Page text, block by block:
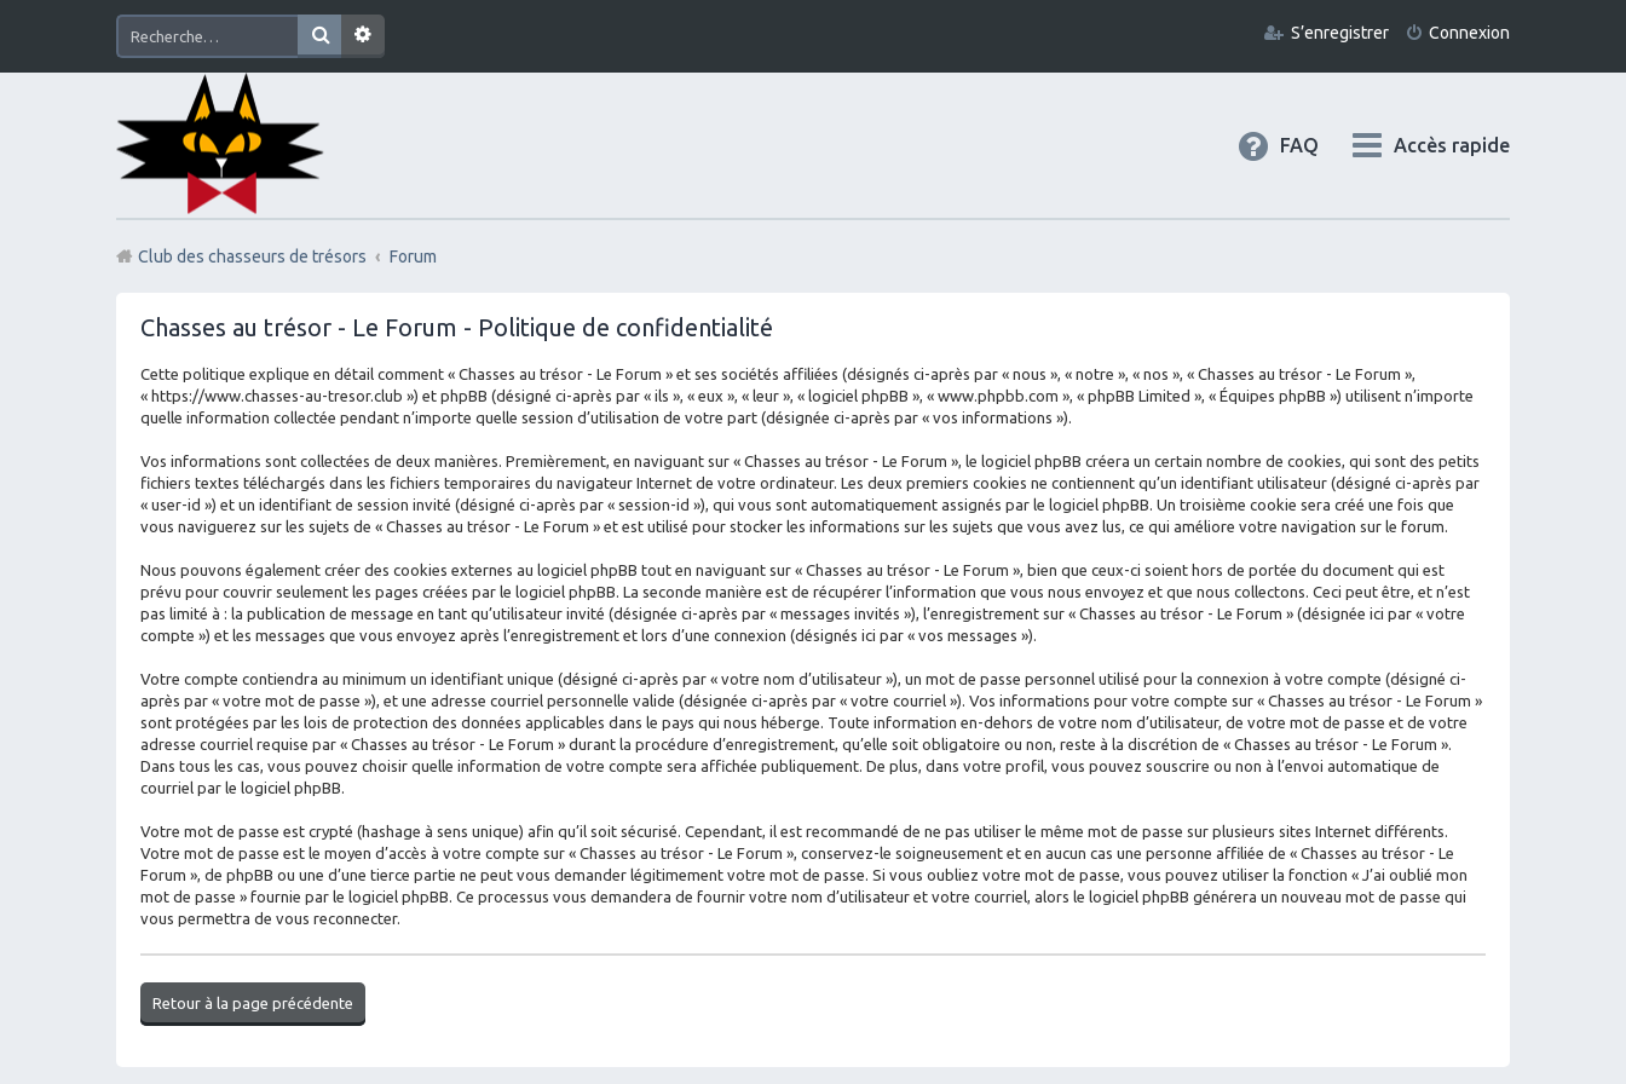
Connexion
S’enregistrer
Accès rapide
FAQ
Club des chasseurs de trésors Forum
Chasses au trésor - Le Forum - Politique de confidentialité
Cette politique explique en détail comment « Chasses au trésor - Le Forum » et ses sociétés affiliées (désignés ci-après par « nous », « notre », « nos », « Chasses au trésor - Le Forum »,
« https://www.chasses-au-tresor.club ») et phpBB (désigné ci-après par « ils », « eux », « leur », « logiciel phpBB », « www.phpbb.com », « phpBB Limited », « Équipes phpBB ») utilisent n’importe
quelle information collectée pendant n’importe quelle session d’utilisation de votre part (désignée ci-après par « vos informations »).
Vos informations sont collectées de deux manières. Premièrement, en naviguant sur « Chasses au trésor - Le Forum », le logiciel phpBB créera un certain nombre de cookies, qui sont des petits
fichiers textes téléchargés dans les fichiers temporaires du navigateur Internet de votre ordinateur. Les deux premiers cookies ne contiennent qu’un identifiant utilisateur (désigné ci-après par
« user-id ») et un identifiant de session invité (désigné ci-après par « session-id »), qui vous sont automatiquement assignés par le logiciel phpBB. Un troisième cookie sera créé une fois que
vous naviguerez sur les sujets de « Chasses au trésor - Le Forum » et est utilisé pour stocker les informations sur les sujets que vous avez lus, ce qui améliore votre navigation sur le forum.
Nous pouvons également créer des cookies externes au logiciel phpBB tout en naviguant sur « Chasses au trésor - Le Forum », bien que ceux-ci soient hors de portée du document qui est
prévu pour couvrir seulement les pages créées par le logiciel phpBB. La seconde manière est de récupérer l’information que vous nous envoyez et que nous collectons. Ceci peut être, et n’est
pas limité à : la publication de message en tant qu’utilisateur invité (désignée ci-après par « messages invités »), l’enregistrement sur « Chasses au trésor - Le Forum » (désignée ici par « votre
compte ») et les messages que vous envoyez après l’enregistrement et lors d’une connexion (désignés ici par « vos messages »).
Votre compte contiendra au minimum un identifiant unique (désigné ci-après par « votre nom d’utilisateur »), un mot de passe personnel utilisé pour la connexion à votre compte (désigné ci-
après par « votre mot de passe »), et une adresse courriel personnelle valide (désignée ci-après par « votre courriel »). Vos informations pour votre compte sur « Chasses au trésor - Le Forum »
sont protégées par les lois de protection des données applicables dans le pays qui nous héberge. Toute information en-dehors de votre nom d’utilisateur, de votre mot de passe et de votre
adresse courriel requise par « Chasses au trésor - Le Forum » durant la procédure d’enregistrement, qu’elle soit obligatoire ou non, reste à la discrétion de « Chasses au trésor - Le Forum ».
Dans tous les cas, vous pouvez choisir quelle information de votre compte sera affichée publiquement. De plus, dans votre profil, vous pouvez souscrire ou non à l’envoi automatique de
courriel par le logiciel phpBB.
Votre mot de passe est crypté (hashage à sens unique) afin qu’il soit sécurisé. Cependant, il est recommandé de ne pas utiliser le même mot de passe sur plusieurs sites Internet différents.
Votre mot de passe est le moyen d’accès à votre compte sur « Chasses au trésor - Le Forum », conservez-le soigneusement et en aucun cas une personne affiliée de « Chasses au trésor - Le
Forum », de phpBB ou une d’une tierce partie ne peut vous demander légitimement votre mot de passe. Si vous oubliez votre mot de passe, vous pouvez utiliser la fonction « J’ai oublié mon
mot de passe » fournie par le logiciel phpBB. Ce processus vous demandera de fournir votre nom d’utilisateur et votre courriel, alors le logiciel phpBB générera un nouveau mot de passe qui
vous permettra de vous reconnecter.
Retour à la page précédente